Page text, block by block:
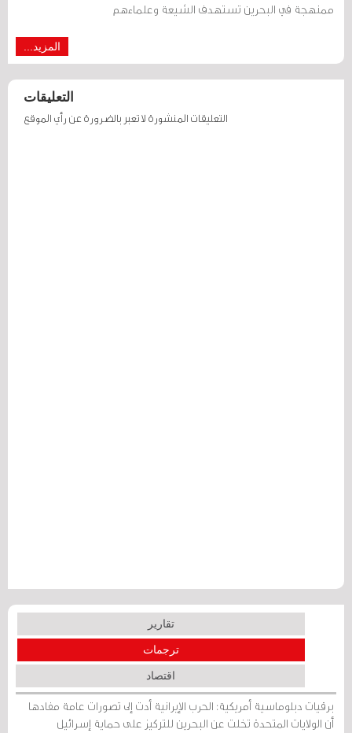
ممنهجة في البحرين تستهدف الشيعة وعلماءهم
المزيد...
التعليقات
التعليقات المنشورة لا تعبر بالضرورة عن رأي الموقع
تقارير
ترجمات
اقتصاد
برقيات دبلوماسية أمريكية: الحرب الإيرانية أدت إلى تصورات عامة مفادها
أن الولايات المتحدة تخلت عن البحرين للتركيز على حماية إسرائيل